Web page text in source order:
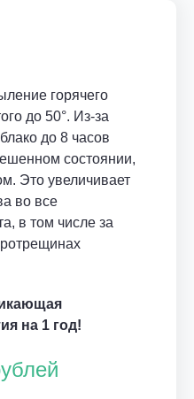
горячего
до 50°. Из-за
до 8 часов
состоянии,
Это увеличивает
во все
в том числе за
на 1 год!